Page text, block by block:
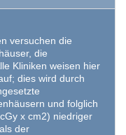
versuchen die
die
Kliniken weisen hier
dies wird durch
und folglich
x cm2) niedriger
der